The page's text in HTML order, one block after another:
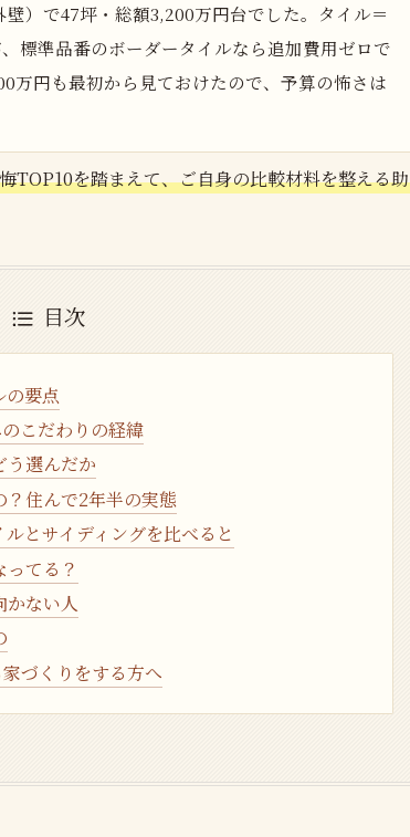
）で47坪・総額3,200万円台でした。タイル＝
標準品番のボーダータイルなら追加費用ゼロで
万円も最初から見ておけたので、予算の怖さは
TOP10を踏まえて、ご自身の比較材料を整える
目次
の要点
こだわりの経緯
う選んだか
？住んで2年半の実態
とサイディングを比べると
てる？
かない人
づくりをする方へ